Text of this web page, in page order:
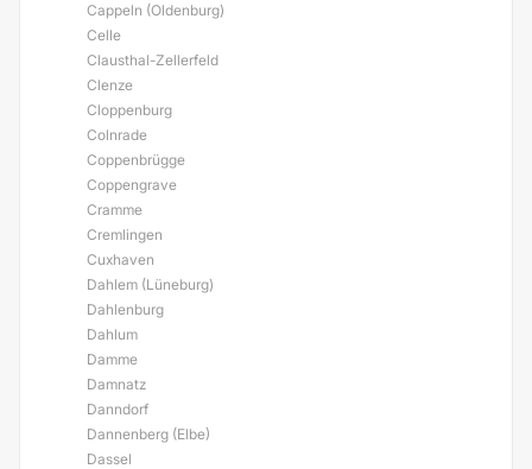
Cappeln (Oldenburg)
Celle
Clausthal-Zellerfeld
Clenze
Cloppenburg
Colnrade
Coppenbrügge
Coppengrave
Cramme
Cremlingen
Cuxhaven
Dahlem (Lüneburg)
Dahlenburg
Dahlum
Damme
Damnatz
Danndorf
Dannenberg (Elbe)
Dassel